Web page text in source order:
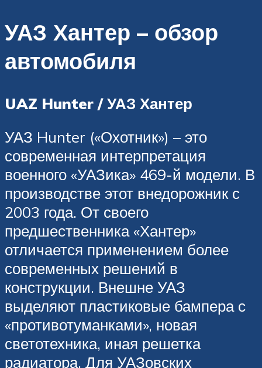
УАЗ Хантер – обзор
автомобиля
UAZ Hunter / УАЗ Хантер
УАЗ Hunter («Охотник») – это
современная интерпретация
военного «УАЗика» 469-й модели. В
производстве этот внедорожник с
2003 года. От своего
предшественника «Хантер»
отличается применением более
современных решений в
конструкции. Внешне УАЗ
выделяют пластиковые бампера с
«противотуманками», новая
светотехника, иная решетка
радиатора. Для УАЗовских